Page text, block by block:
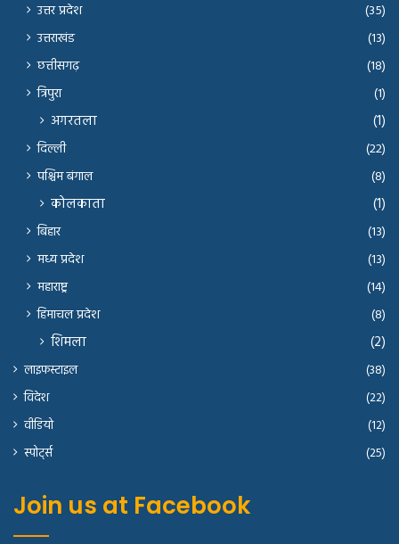
उत्तर प्रदेश
(35)
उत्तराखंड
(13)
छत्तीसगढ़
(18)
त्रिपुरा
(1)
अगरतला (1)
दिल्ली
(22)
पश्चिम बंगाल
(8)
कोलकाता (1)
बिहार
(13)
मध्य प्रदेश
(13)
महाराष्ट्र
(14)
हिमाचल प्रदेश
(8)
शिमला (2)
लाइफस्टाइल
(38)
विदेश
(22)
वीडियो
(12)
स्पोर्ट्स
(25)
Join us at Facebook